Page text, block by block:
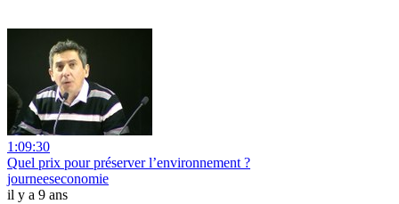
1:09:30
Quel prix pour préserver l’environnement ?
journeeseconomie
il y a 9 ans